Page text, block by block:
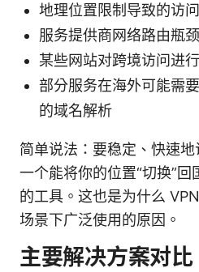
地理位置限制导致的访
服务提供商网络路由瓶
某些网站对跨境访问进
部分服务在海外可能需
的域名解析
简单说法：要稳定、快速
一个能将你的位置“切换”
的工具。这也是为什么
场景下广泛使用的原因。
主要解决方案对比